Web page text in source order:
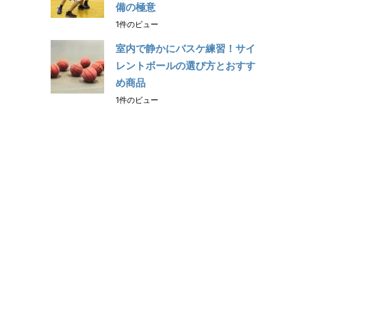
備の極意
1件のビュー
室内で静かにバスケ練習！サイ
レントボールの選び方とおすす
め商品
1件のビュー